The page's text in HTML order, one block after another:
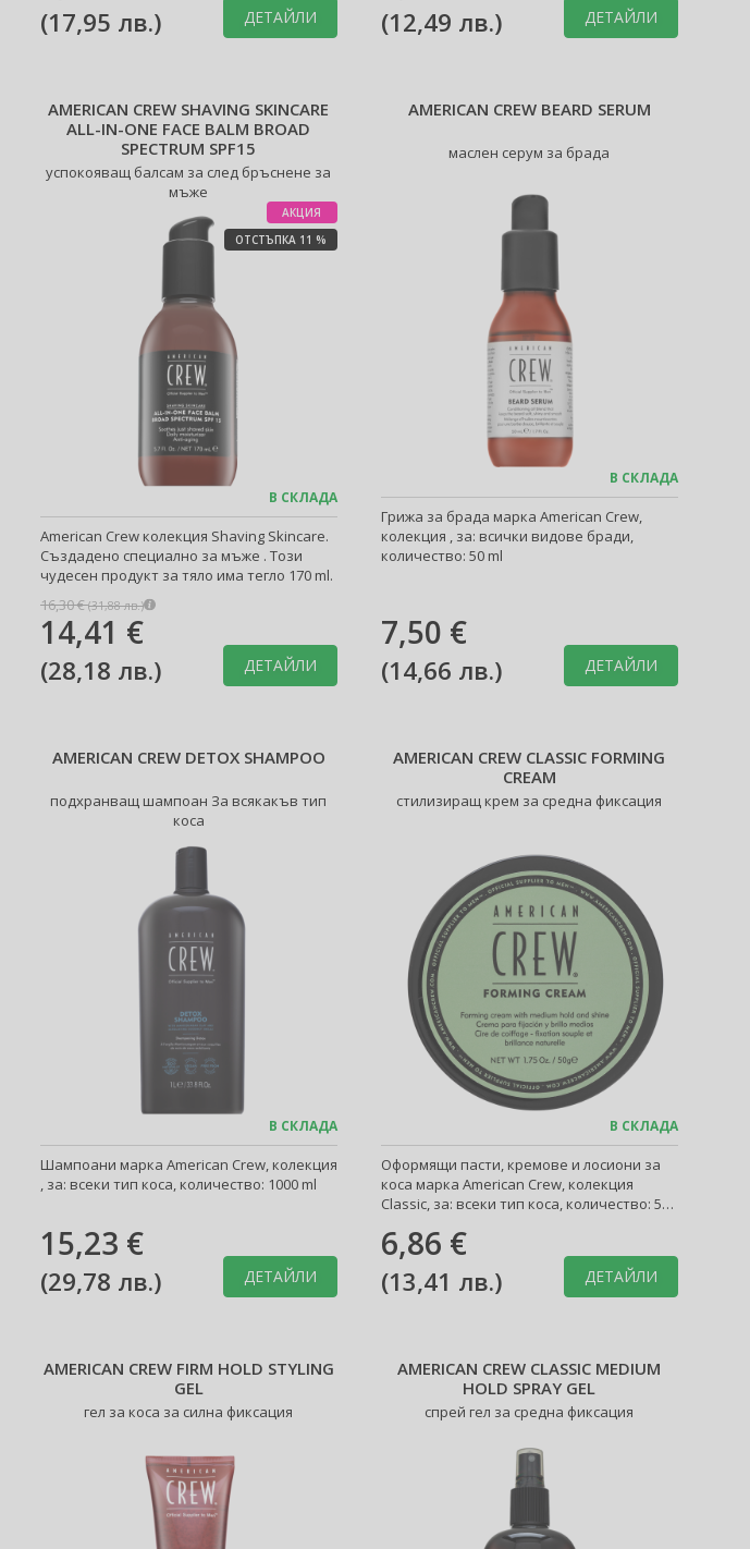
(17,95 лв.) ДЕТАЙЛИ (12,49 лв.) ДЕТАЙЛИ
AMERICAN CREW SHAVING SKINCARE
ALL-IN-ONE FACE BALM BROAD
SPECTRUM SPF15
успокояващ балсам за след бръснене за
мъже
АКЦИЯ
ОТСТЪПКА 11 %
В СКЛАДА
American Crew колекция Shaving Skincare.
Създадено специално за мъже . Този
чудесен продукт за тяло има тегло 170 ml.
16,30 €(31,88 лв.)
14,41 €
(28,18 лв.) ДЕТАЙЛИ
AMERICAN CREW BEARD SERUM
маслен серум за брада
В СКЛАДА
Грижа за брада марка American Crew,
колекция , за: всички видове бради,
количество: 50 ml
7,50 €
(14,66 лв.) ДЕТАЙЛИ
AMERICAN CREW DETOX SHAMPOO
подхранващ шампоан За всякакъв тип
коса
В СКЛАДА
Шампоани марка American Crew, колекция
, за: всеки тип коса, количество: 1000 ml
15,23 €
(29,78 лв.) ДЕТАЙЛИ
AMERICAN CREW CLASSIC FORMING
CREAM
стилизиращ крем за средна фиксация
В СКЛАДА
Оформящи пасти, кремове и лосиони за
коса марка American Crew, колекция
Classic, за: всеки тип коса, количество: 50
6,86 €
(13,41 лв.) ДЕТАЙЛИ
AMERICAN CREW FIRM HOLD STYLING
GEL
гел за коса за силна фиксация
AMERICAN CREW CLASSIC MEDIUM
HOLD SPRAY GEL
спрей гел за средна фиксация